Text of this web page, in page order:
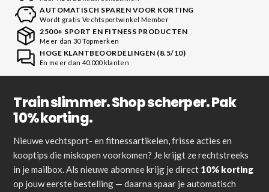
AUTOMATISCH SPAREN VOOR KORTING
Wordt gratis Vechtsportwinkel Member
2500+ SPORT EN FITNESS PRODUCTEN
Meer dan 30 Topmerken
HOGE KLANTBEOORDELINGEN (8.5/10)
En meer dan 40.000 klanten
Train slimmer. Shop scherper. Pak
10% korting.
Nieuwe vechtsport- en fitnessartikelen, frisse acties en
kooptips die miskopen voorkomen? Je krijgt ze rechtstreeks
in je mailbox. Als nieuwe abonnee krijg je direct 10% korting
op jouw eerste bestelling — daarna spaar je automatisch